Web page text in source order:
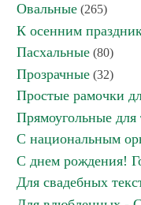
Овальные (265)
К осенним
Пасхальные (80)
Прозрачные (32)
Простые рамочки
Прямоугольные для
С национальным
С днем рождения!
Для свадебных